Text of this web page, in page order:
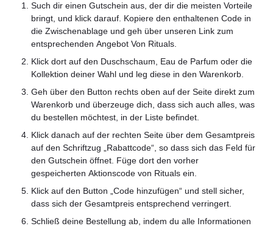
Such dir einen Gutschein aus, der dir die meisten Vorteile
bringt, und klick darauf. Kopiere den enthaltenen Code in
die Zwischenablage und geh über unseren Link zum
entsprechenden Angebot Von Rituals.
Klick dort auf den Duschschaum, Eau de Parfum oder die
Kollektion deiner Wahl und leg diese in den Warenkorb.
Geh über den Button rechts oben auf der Seite direkt zum
Warenkorb und überzeuge dich, dass sich auch alles, was
du bestellen möchtest, in der Liste befindet.
Klick danach auf der rechten Seite über dem Gesamtpreis
auf den Schriftzug „Rabattcode“, so dass sich das Feld für
den Gutschein öffnet. Füge dort den vorher
gespeicherten Aktionscode von Rituals ein.
Klick auf den Button „Code hinzufügen“ und stell sicher,
dass sich der Gesamtpreis entsprechend verringert.
Schließ deine Bestellung ab, indem du alle Informationen